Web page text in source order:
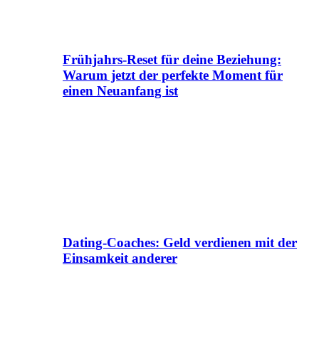
Frühjahrs-Reset für deine Beziehung:
Warum jetzt der perfekte Moment für
einen Neuanfang ist
Dating-Coaches: Geld verdienen mit der
Einsamkeit anderer